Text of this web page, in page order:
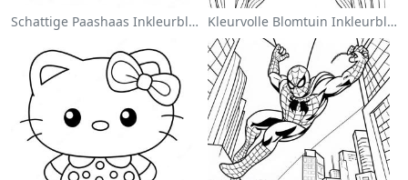
Schattige Paashaas Inkleurblad Kleurvolle Blomtuin Inkleurblad